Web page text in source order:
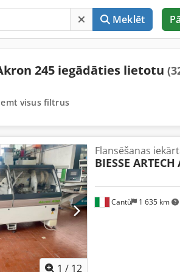
Meklēt
245 iegādāties lietotu
visus filtrus
1 / 12
Cantù 1 635 km
Flansēšanas
BIESSE ARTECH